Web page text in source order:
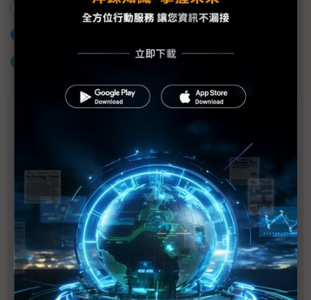
美國 聯嘉光電
什麼是「關鍵字追蹤」
近７天熱門報導
MLCC訂單過熱、出貨比創高 村田示警全球AI基
建熱潮將趨緩
2027全年記憶體產能提前售罄 買家「祕而不
宣」只怕買不夠
英特爾EMIB良率達標 聯發科第2代ASIC產品
2028準時量產
光進銅退更明確？ 聯發科估SerDes 448G為銅